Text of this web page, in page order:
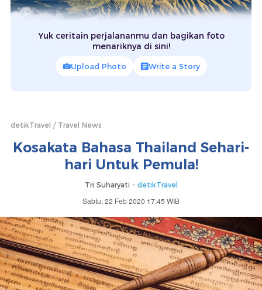
Yuk ceritain perjalananmu dan bagikan foto
menariknya di sini!
Upload Photo Write a Story
detikTravel Travel News
Kosakata Bahasa Thailand Sehari-
hari Untuk Pemula!
Tri Suharyati - detikTravel
Sabtu, 22 Feb 2020 17:45 WIB